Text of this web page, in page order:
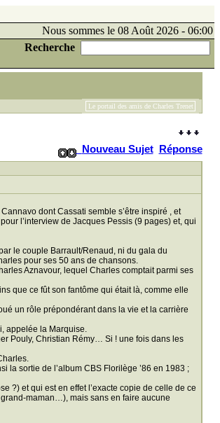
Nous sommes le 08 Août 2026 - 06:00
Recherche
Le portail des amis de Charles Trenet
Nouveau Sujet Réponse
dont Cassati semble s’être inspiré , et
l’interview de Jacques Pessis (9 pages) et, qui
le couple Barrault/Renaud, ni du gala du
pour ses 50 ans de chansons.
Aznavour, lequel Charles comptait parmi ses
que ce fût son fantôme qui était là, comme elle
un rôle prépondérant dans la vie et la carrière
appelée la Marquise.
Pouly, Christian Rémy… Si ! une fois dans les
la sortie de l’album CBS Florilège ’86 en 1983 ;
?) et qui est en effet l’exacte copie de celle de ce
maman…), mais sans en faire aucune